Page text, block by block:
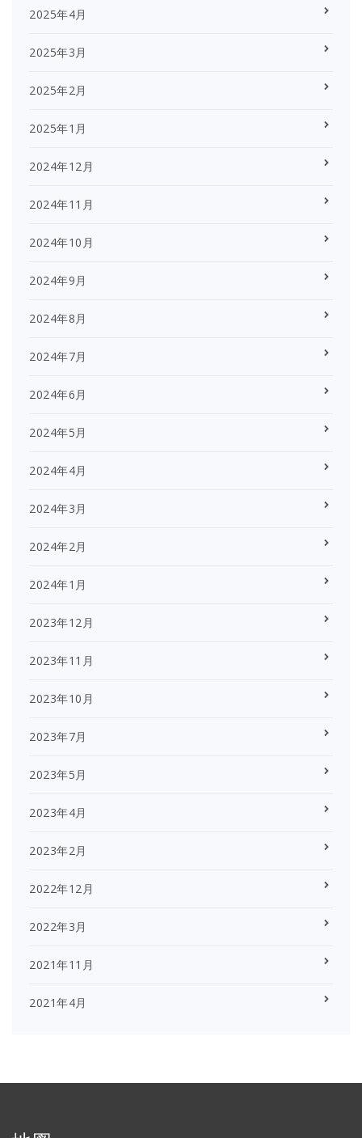
2025年4月
2025年3月
2025年2月
2025年1月
2024年12月
2024年11月
2024年10月
2024年9月
2024年8月
2024年7月
2024年6月
2024年5月
2024年4月
2024年3月
2024年2月
2024年1月
2023年12月
2023年11月
2023年10月
2023年7月
2023年5月
2023年4月
2023年2月
2022年12月
2022年3月
2021年11月
2021年4月